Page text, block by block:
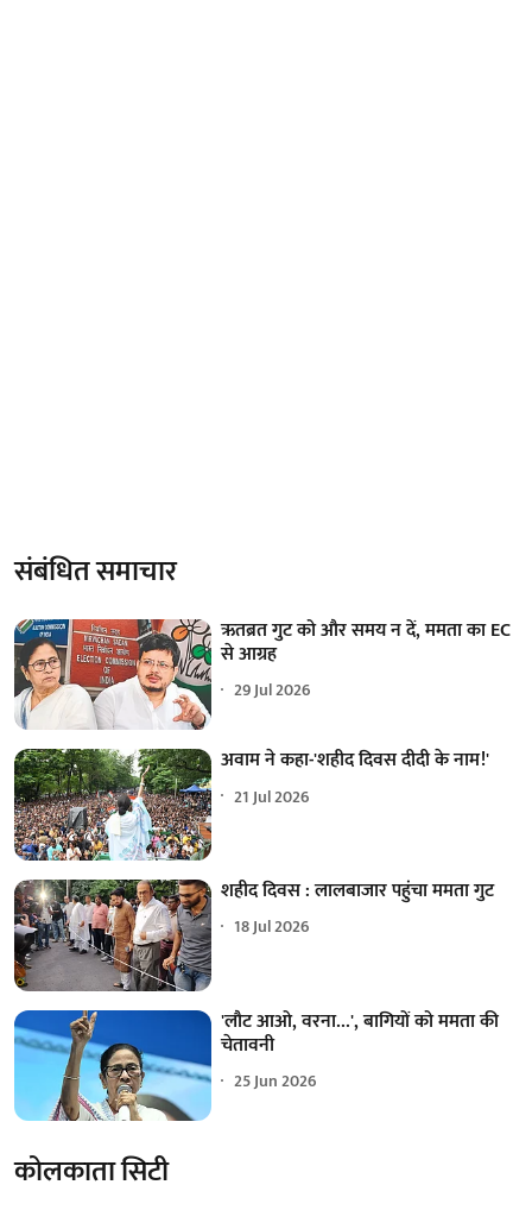
संबंधित समाचार
ऋतब्रत गुट को और समय न दें, ममता का EC
से आग्रह
29 Jul 2026
अवाम ने कहा-'शहीद दिवस दीदी के नाम!'
21 Jul 2026
शहीद दिवस : लालबाजार पहुंचा ममता गुट
18 Jul 2026
'लौट आओ, वरना...', बागियों को ममता की
चेतावनी
25 Jun 2026
कोलकाता सिटी